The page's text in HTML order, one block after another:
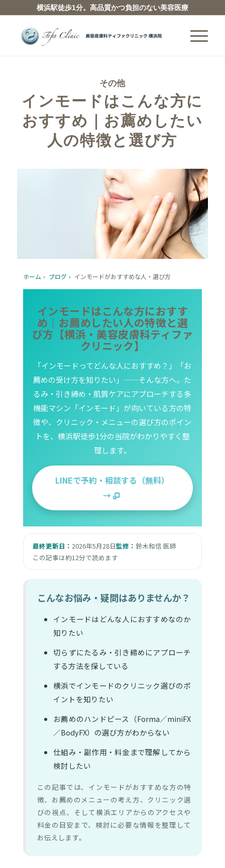
横浜駅徒歩1分。高品質かつ負担のない美容医療
その他
インモードはこんな方に
おすすめ｜お薦めしたい
人の特徴と選び方
ホーム › ブログ › インモードがおすすめな人・選び方
インモードはこんな方におすす
め｜お薦めしたい人の特徴と選
び方【横浜・美容皮膚科ティファ
クリニック】
「インモードってどんな人におすすめ？」「お
薦めの受け方を知りたい」——そんな方へ。た
るみ・引き締め・肌質ケアにアプローチする多
機能マシン「インモード」が向いている方の特
徴や、クリニック・メニューの選び方のポイン
トを、横浜駅徒歩1分の当院がわかりやすく整
理します。
LINEで予約・相談する（無料）
→
最終更新日： 2026年5月28日監修： 鈴木和信 医師
この記事は約12分で読めます
こんなお悩み・疑問はありませんか？
インモードはどんな人におすすめなのか
知りたい
切らずにたるみ・引き締めにアプローチ
する方法を探している
横浜でインモードのクリニック選びのポ
イントを知りたい
お薦めのハンドピース（Forma／miniFX
／BodyFX）の選び方がわからない
仕組み・副作用・料金まで理解してから
検討したい
この記事では、インモードがおすすめな方の特
徴、お薦めのメニューの考え方、クリニック選
びの視点、そして横浜エリアからのアクセスや
料金の目安まで、検討に必要な情報を整理して
お伝えします。